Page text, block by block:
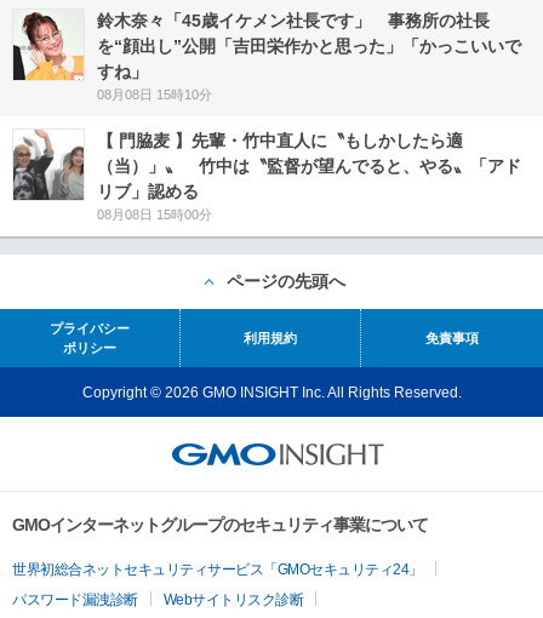
鈴木奈々「45歳イケメン社長です」 事務所の社長
を“顔出し”公開「吉田栄作かと思った」「かっこいいで
すね」
08月08日 15時10分
【 門脇麦 】先輩・竹中直人に〝もしかしたら適
（当）」〟 竹中は〝監督が望んでると、やる〟「アド
リブ」認める
08月08日 15時00分
ページの先頭へ
プライバシー
ポリシー
利用規約 免責事項
Copyright © 2026 GMO INSIGHT Inc. All Rights Reserved.
GMOインターネットグループのセキュリティ事業について
世界初総合ネットセキュリティサービス「GMOセキュリティ24」
パスワード漏洩診断
Webサイトリスク診断